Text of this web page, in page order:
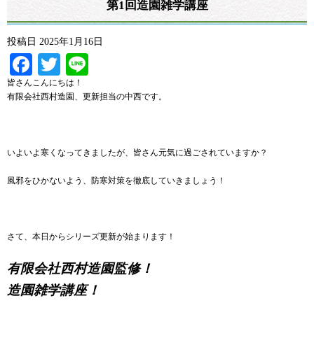
第1回造園雑学講座
投稿日 2025年1月16日
Facebook
Twitter
皆さんこんにちは！
有限会社西村造園、更新担当の中西です。
いよいよ寒くなってきましたが、皆さん元気に過ごされていますか？
風邪をひかないよう、防寒対策を徹底していきましょう！
さて、本日からシリーズ更新が始まります！
有限会社西村造園監修！
造園雑学講座！